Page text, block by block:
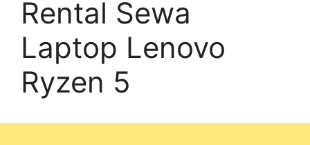
Rental Sewa
Laptop Lenovo
Ryzen 5